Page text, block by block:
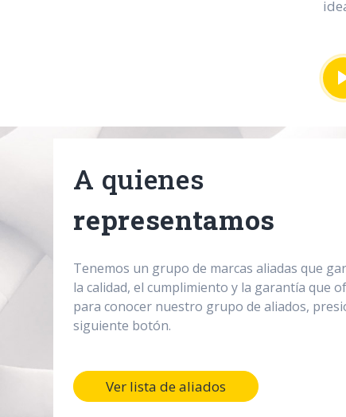
A quienes
representamos
Tenemos un grupo de marcas aliadas que
la calidad, el cumplimiento y la garantía que
para conocer nuestro grupo de aliados,
siguiente botón.
Ver lista de aliados